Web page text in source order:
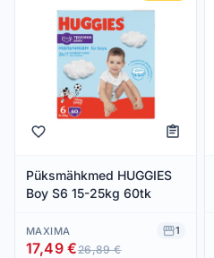
Püksmähkmed HUGGIES
Boy S6 15-25kg 60tk
MAXIMA 1
17,49 €26,89 €